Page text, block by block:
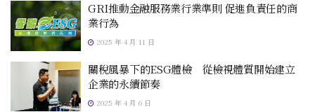
GRI推動金融服務業行業準則 促進負責任的商
業行為
2025 年 4 月 11 日
關稅風暴下的ESG體檢 從檢視體質開始建立
企業的永續節奏
2025 年 4 月 6 日